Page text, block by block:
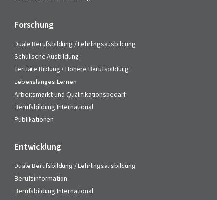
Forschung
Duale Berufsbildung / Lehrlingsausbildung
Schulische Ausbildung
Tertiäre Bildung / Höhere Berufsbildung
Lebenslanges Lernen
Arbeitsmarkt und Qualifikationsbedarf
Berufsbildung International
Publikationen
Entwicklung
Duale Berufsbildung / Lehrlingsausbildung
Berufsinformation
Berufsbildung International